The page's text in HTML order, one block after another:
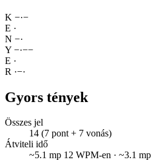
K −·−
E ·
N −·
Y −·−−
E ·
R ·−·
Gyors tények
Összes jel
14 (7 pont + 7 vonás)
Átviteli idő
~5.1 mp 12 WPM-en · ~3.1